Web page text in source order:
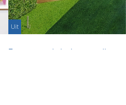
Uit
Expositie in de bieb: aquarellen en